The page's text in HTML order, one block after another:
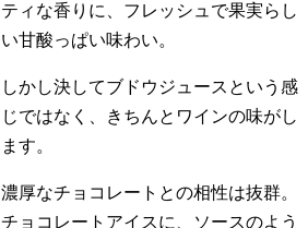
ティな香りに、フレッシュで果実らし
い甘酸っぱい味わい。
しかし決してブドウジュースという感
じではなく、きちんとワインの味がし
ます。
濃厚なチョコレートとの相性は抜群。
チョコレートアイスに、ソースのよう